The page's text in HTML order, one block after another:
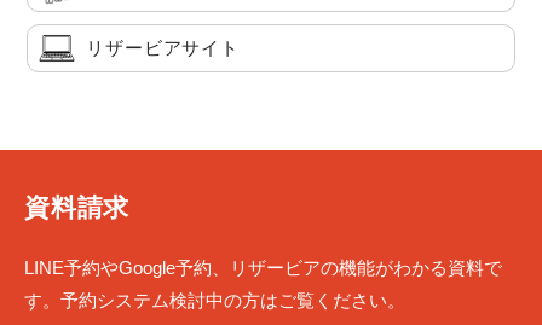
リザービアサイト
資料請求
LINE予約やGoogle予約、リザービアの機能がわかる資料で
す。予約システム検討中の方はご覧ください。